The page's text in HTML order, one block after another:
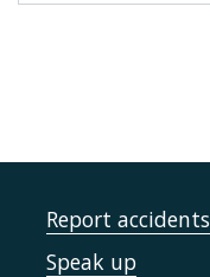
Report accidents
Speak up